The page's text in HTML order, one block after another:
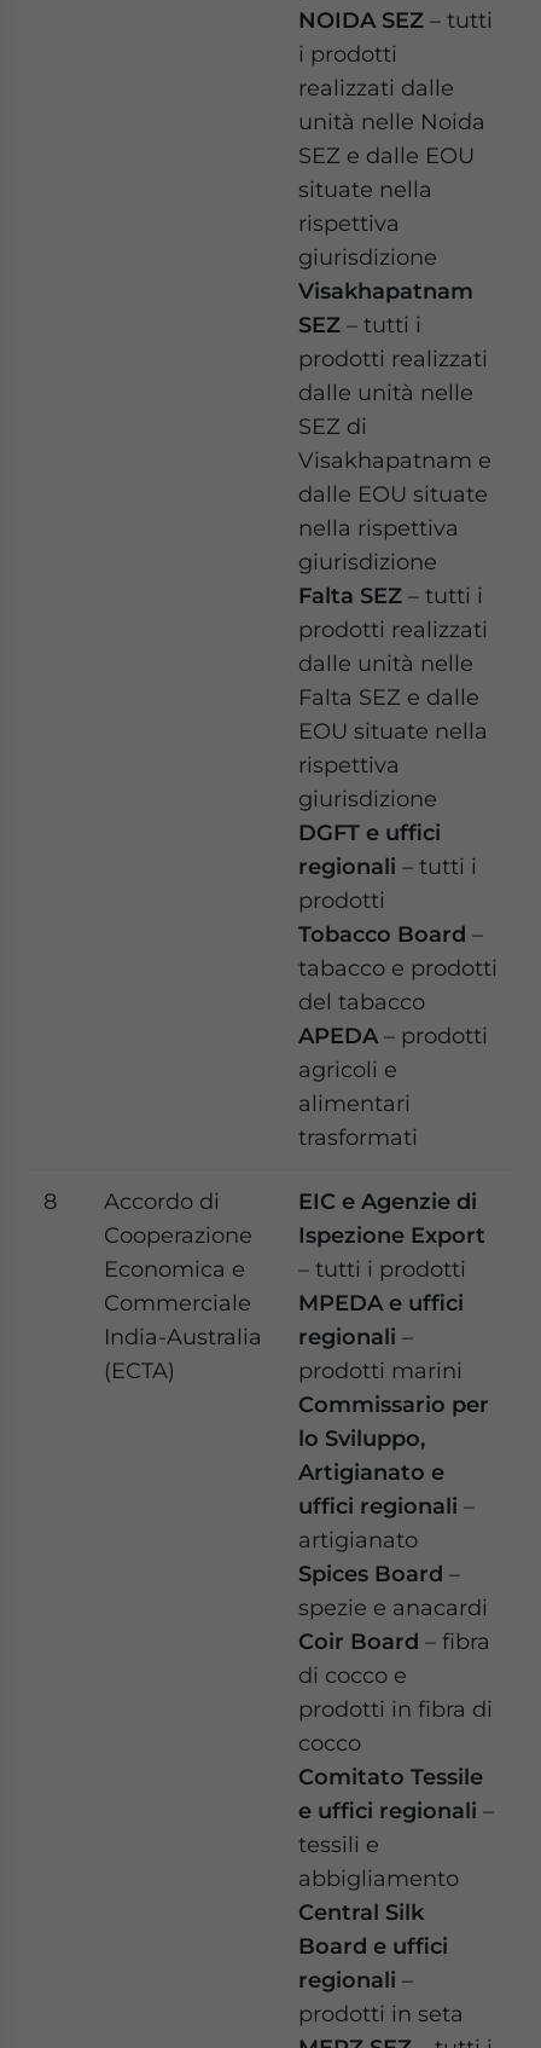
NOIDA SEZ – tutti
i prodotti
realizzati dalle
unità nelle Noida
SEZ e dalle EOU
situate nella
rispettiva
giurisdizione
Visakhapatnam
SEZ – tutti i
prodotti realizzati
dalle unità nelle
SEZ di
Visakhapatnam e
dalle EOU situate
nella rispettiva
giurisdizione
Falta SEZ – tutti i
prodotti realizzati
dalle unità nelle
Falta SEZ e dalle
EOU situate nella
rispettiva
giurisdizione
DGFT e uffici
regionali – tutti i
prodotti
Tobacco Board –
tabacco e prodotti
del tabacco
APEDA – prodotti
agricoli e
alimentari
trasformati
8
Accordo di
Cooperazione
Economica e
Commerciale
India-Australia
(ECTA)
EIC e Agenzie di
Ispezione Export
– tutti i prodotti
MPEDA e uffici
regionali –
prodotti marini
Commissario per
lo Sviluppo,
Artigianato e
uffici regionali –
artigianato
Spices Board –
spezie e anacardi
Coir Board – fibra
di cocco e
prodotti in fibra di
cocco
Comitato Tessile
e uffici regionali –
tessili e
abbigliamento
Central Silk
Board e uffici
regionali –
prodotti in seta